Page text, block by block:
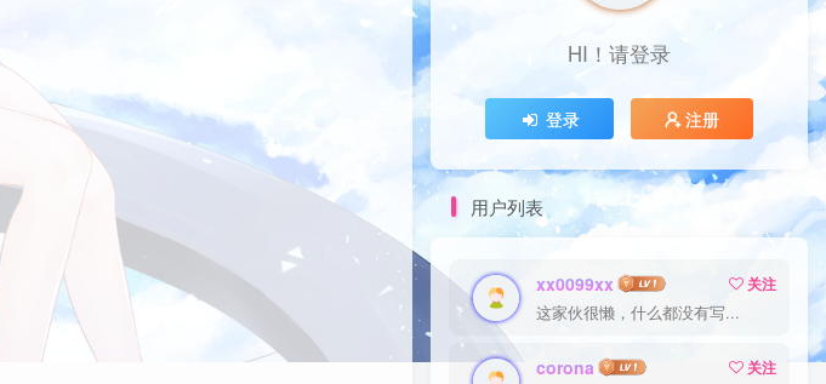
HI！请登录
登录 注册
用户列表
xx0099xx
关注
这家伙很懒，什么都没有写...
corona
关注